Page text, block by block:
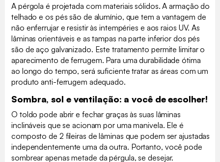
A pérgola é projetada com materiais sólidos. A armação do
telhado e os pés são de alumínio, que tem a vantagem de
não enferrujar e resistir às intempéries e aos raios UV. As
lâminas orientáveis e as tampas na parte inferior dos pés
são de aço galvanizado. Este tratamento permite limitar o
aparecimento de ferrugem. Para uma durabilidade ótima
ao longo do tempo, será suficiente tratar as áreas com um
produto anti-ferrugem adequado.
Sombra, sol e ventilação: a você de escolher!
O toldo pode abrir e fechar graças às suas lâminas
inclináveis que se acionam por uma manivela. Ele é
composto de 2 fileiras de lâminas que podem ser ajustadas
independentemente uma da outra. Portanto, você pode
sombrear apenas metade da pérgula, se desejar.